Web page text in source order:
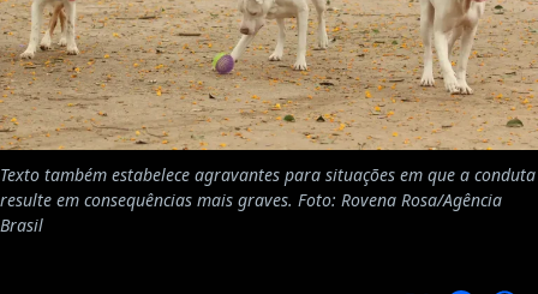
Texto também estabelece agravantes para situações em que a conduta
resulte em consequências mais graves. Foto: Rovena Rosa/Agência
Brasil